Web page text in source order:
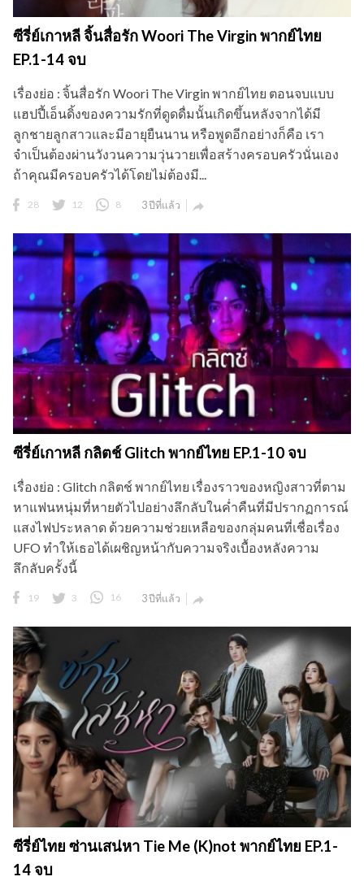
ซีรี่ย์เกาหลี จิ้นสื่อรัก Woori The Virgin พากย์ไทย
EP.1-14 จบ
เรื่องย่อ : จิ้นสื่อรัก Woori The Virgin พากย์ไทย ตอนจบแบบ
แฮปปี้เอ็นดิ้งของความรักที่ดูดดื่มนั้นเกิดขึ้นหลังจากได้มี
ลูกชายลูกสาวและมีอายุยืนนาน หรือพูดอีกอย่างก็คือ เรา
จำเป็นต้องผ่านวังวนความวุ่นวายเพื่อสร้างครอบครัวนั่นเอง
ถ้าคุณมีครอบครัวได้โดยไม่ต้องมี...
28 12 8 3 ปีที่แล้ว 
ซีรี่ย์เกาหลี กลิตช์ Glitch พากย์ไทย EP.1-10 จบ
เรื่องย่อ : Glitch กลิตช์ พากย์ไทย เรื่องราวของหญิงสาวที่ตาม
หาแฟนหนุ่มที่หายตัวไปอย่างลึกลับในค่ำคืนที่มีปรากฏการณ์
แสงไฟประหลาด ด้วยความช่วยเหลือของกลุ่มคนที่เชื่อเรื่อง
UFO ทำให้เธอได้เผชิญหน้ากับความจริงเบื้องหลังความ
ลึกลับครั้งนี้
19 3 16 3 ปีที่แล้ว 
ซีรี่ย์ไทย ซ่านเสน่หา Tie Me (K)not พากย์ไทย EP.1-
14 จบ